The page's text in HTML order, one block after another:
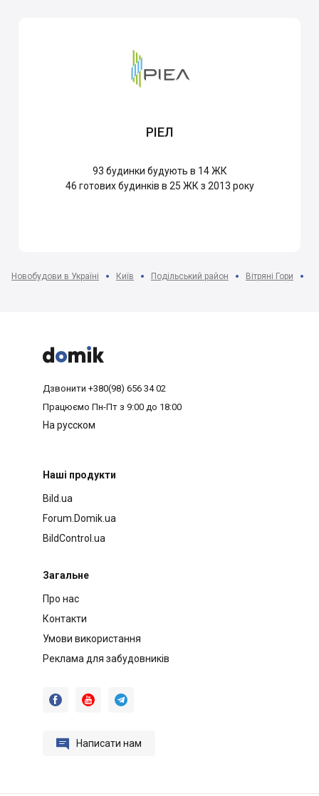
РІЕЛ
93 будинки будують в 14 ЖК
46 готових будинків в 25 ЖК з 2013 року
Новобудови в Україні Київ Подільський район Вітряні Гори



Дзвонити +380(98) 656 34 02
Працюємо Пн-Пт з 9:00 до 18:00
На русском
Наші продукти
Bild.ua
Forum.Domik.ua
BildControl.ua
Загальне
Про нас
Контакти
Умови використання
Реклама для забудовників
  
 Написати нам